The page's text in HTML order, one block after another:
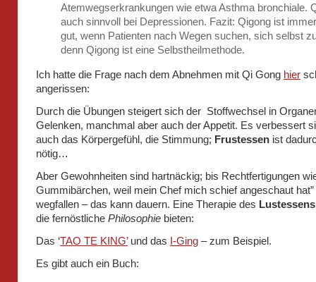
Atemwegserkrankungen wie etwa Asthma bronchiale.
auch sinnvoll bei Depressionen. Fazit: Qigong ist
gut, wenn Patienten nach Wegen suchen, sich selbst
denn Qigong ist eine Selbstheilmethode.
Ich hatte die Frage nach dem Abnehmen mit Qi Gong hier
angerissen:
Durch die Übungen steigert sich der Stoffwechsel in
Gelenken, manchmal aber auch der Appetit. Es verbessert
auch das Körpergefühl, die Stimmung; Frustessen ist
nötig…
Aber Gewohnheiten sind hartnäckig; bis Rechtfertigungen
Gummibärchen, weil mein Chef mich schief angeschaut
wegfallen – das kann dauern. Eine Therapie des Lustessens
die fernöstliche Philosophie bieten:
Das ‘TAO TE KING’und das I-Ging – zum Beispiel.
Es gibt auch ein Buch: